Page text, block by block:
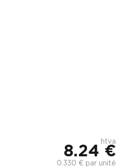
htva
8.24 €
0.330 € par unité